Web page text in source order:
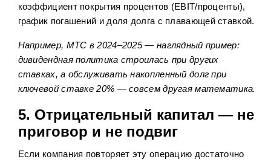
коэффициент покрытия процентов (EBIT/проценты),
график погашений и доля долга с плавающей ставкой.
Например, МТС в 2024–2025 — наглядный пример:
дивидендная политика строилась при других
ставках, а обслуживать накопленный долг при
ключевой ставке 20% — совсем другая математика.
5. Отрицательный капитал — не
приговор и не подвиг
Если компания повторяет эту операцию достаточно